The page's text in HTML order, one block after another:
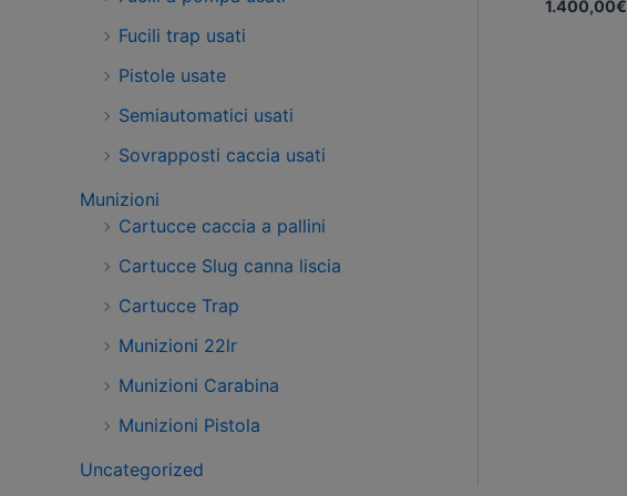
Fucili trap usati
Pistole usate
Semiautomatici usati
Sovrapposti caccia usati
Munizioni
Cartucce caccia a pallini
Cartucce Slug canna liscia
Cartucce Trap
Munizioni 22lr
Munizioni Carabina
Munizioni Pistola
Uncategorized
1.400,00€